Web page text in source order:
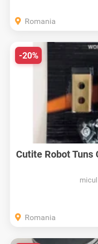
Romania
Cutite Robot Tuns
-20%
Romania